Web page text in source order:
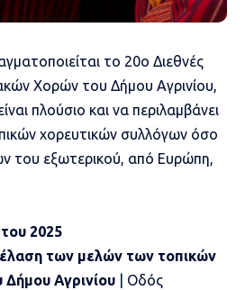
το 20ο Διεθνές
Χορών του Δήμου Αγρινίου,
πλούσιο και να περιλαμβάνει
χορευτικών συλλόγων όσο
του εξωτερικού, από Ευρώπη,
2025
των μελών των τοπικών
Αγρινίου | Οδός